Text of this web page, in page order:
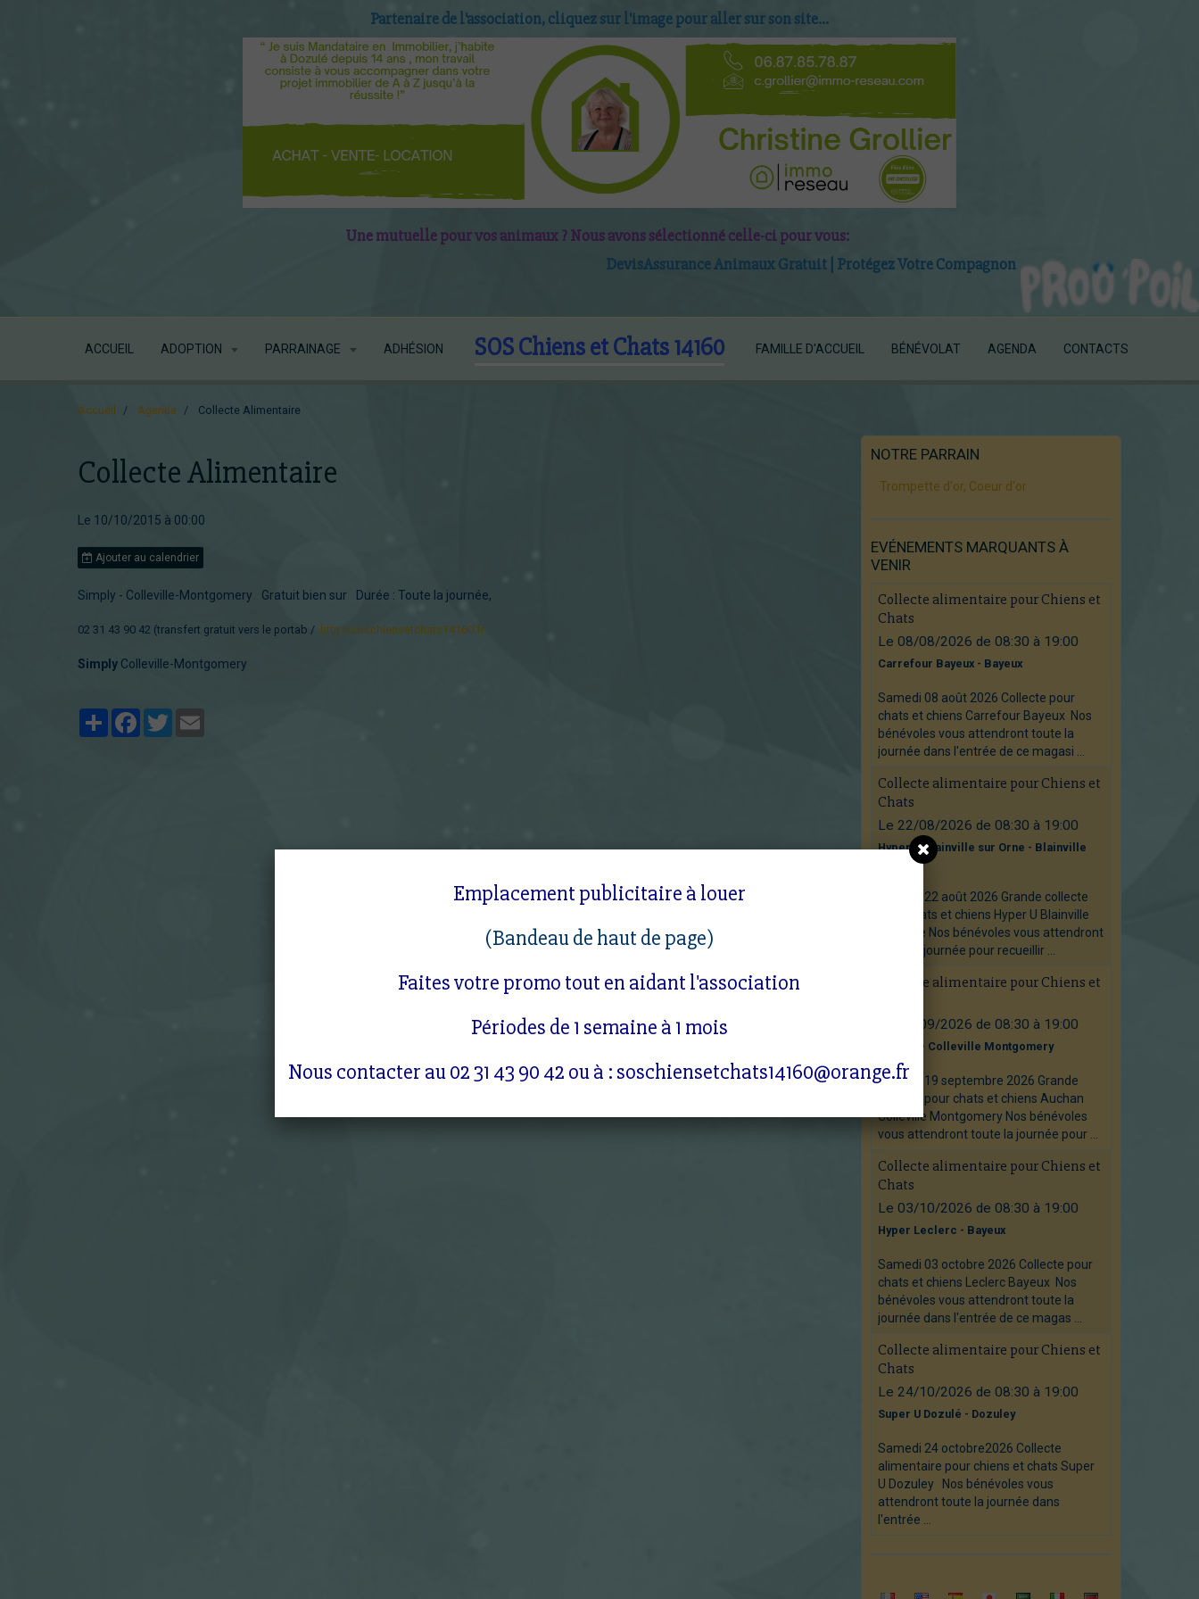
Partenaire de l'association, cliquez sur l'image pour aller sur son site...
Une mutuelle pour vos animaux ? Nous avons sélectionné celle-ci pour vous:
DevisAssurance Animaux Gratuit | Protégez Votre Compagnon
ACCUEIL ADOPTION PARRAINAGE ADHÉSION SOS Chiens et Chats 14160 FAMILLE D'ACCUEIL BÉNÉVOLAT AGENDA CONTACTS
Accueil Agenda Collecte Alimentaire
Collecte Alimentaire
Le 10/10/2015 à 00:00
Ajouter au calendrier
Simply - Colleville-Montgomery Gratuit bien sur Durée : Toute la journée,
02 31 43 90 42 (transfert gratuit vers le portab http://soschiensetchats14160.fr
Simply Colleville-Montgomery
PartagerFacebookTwitter
NOTRE PARRAIN
Trompette d'or, Coeur d'or
EVÉNEMENTS MARQUANTS À
VENIR
Collecte alimentaire pour Chiens et
Chats
Le 08/08/2026 de 08:30 à 19:00
Carrefour Bayeux - Bayeux
Samedi 08 août 2026 Collecte pour
chats et chiens Carrefour Bayeux Nos
bénévoles vous attendront toute la
journée dans l'entrée de ce magasi ...
Collecte alimentaire pour Chiens et
Chats
Le 22/08/2026 de 08:30 à 19:00
Hyper U Blainville sur Orne - Blainville
sur Orne
Samedi 22 août 2026 Grande collecte
pour chats et chiens Hyper U Blainville
sur Orne Nos bénévoles vous attendront
toute la journée pour recueillir ...
Collecte alimentaire pour Chiens et
Le 19/09/2026 de 08:30 à 19:00
Auchan - Colleville Montgomery
Samedi 19 septembre 2026 Grande
collecte pour chats et chiens Auchan
Colleville Montgomery Nos bénévoles
vous attendront toute la journée pour ...
Collecte alimentaire pour Chiens et
Chats
Le 03/10/2026 de 08:30 à 19:00
Hyper Leclerc - Bayeux
Samedi 03 octobre 2026 Collecte pour
chats et chiens Leclerc Bayeux Nos
bénévoles vous attendront toute la
journée dans l'entrée de ce magas ...
Collecte alimentaire pour Chiens et
Chats
Le 24/10/2026 de 08:30 à 19:00
Super U Dozulé - Dozuley
Samedi 24 octobre2026 Collecte
alimentaire pour chiens et chats Super
U Dozuley Nos bénévoles vous
attendront toute la journée dans
l'entrée ...
Emplacement publicitaire à louer
(Bandeau de haut de page)
Faites votre promo tout en aidant l'association
Périodes de 1 semaine à 1 mois
Nous contacter au 02 31 43 90 42 ou à : soschiensetchats14160@orange.fr